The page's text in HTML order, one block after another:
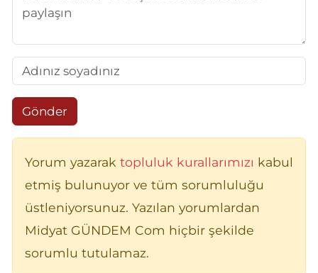
Gönder
Yorum yazarak topluluk kurallarımızı kabul
etmiş bulunuyor ve tüm sorumluluğu
üstleniyorsunuz. Yazılan yorumlardan
Midyat GÜNDEM Com hiçbir şekilde
sorumlu tutulamaz.